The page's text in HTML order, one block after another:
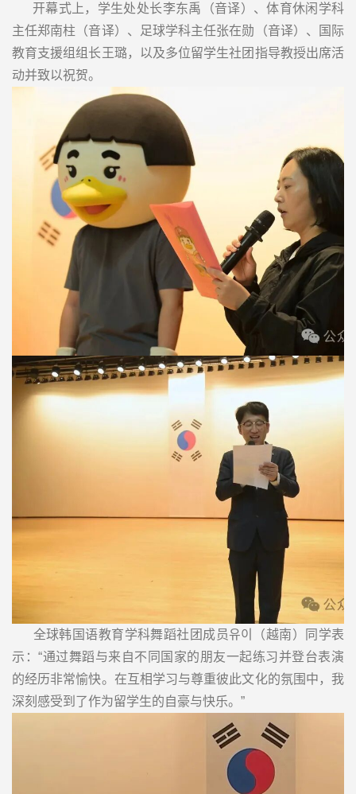
开幕式上，学生处处长李东禹（音译）、体育休闲学科
主任郑南柱（音译）、足球学科主任张在勋（音译）、国际
教育支援组组长王璐，以及多位留学生社团指导教授出席活
动并致以祝贺。
全球韩国语教育学科舞蹈社团成员유이（越南）同学表
示：“通过舞蹈与来自不同国家的朋友一起练习并登台表演
的经历非常愉快。在互相学习与尊重彼此文化的氛围中，我
深刻感受到了作为留学生的自豪与快乐。”